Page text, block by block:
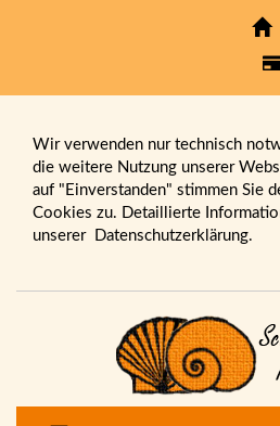
Wir verwenden nur technisch
die weitere Nutzung unserer
auf "Einverstanden" stimmen Sie
Cookies zu. Detaillierte
unserer Datenschutzerklärung.